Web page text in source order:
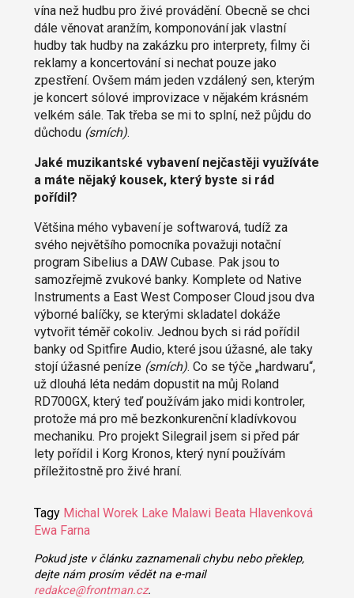
vína než hudbu pro živé provádění. Obecně se chci
dále věnovat aranžím, komponování jak vlastní
hudby tak hudby na zakázku pro interprety, filmy či
reklamy a koncertování si nechat pouze jako
zpestření. Ovšem mám jeden vzdálený sen, kterým
je koncert sólové improvizace v nějakém krásném
velkém sále. Tak třeba se mi to splní, než půjdu do
důchodu (smích).
Jaké muzikantské vybavení nejčastěji využíváte
a máte nějaký kousek, který byste si rád
pořídil?
Většina mého vybavení je softwarová, tudíž za
svého největšího pomocníka považuji notační
program Sibelius a DAW Cubase. Pak jsou to
samozřejmě zvukové banky. Komplete od Native
Instruments a East West Composer Cloud jsou dva
výborné balíčky, se kterými skladatel dokáže
vytvořit téměř cokoliv. Jednou bych si rád pořídil
banky od Spitfire Audio, které jsou úžasné, ale taky
stojí úžasné peníze (smích). Co se týče „hardwaru“,
už dlouhá léta nedám dopustit na můj Roland
RD700GX, který teď používám jako midi kontroler,
protože má pro mě bezkonkurenční kladívkovou
mechaniku. Pro projekt Silegrail jsem si před pár
lety pořídil i Korg Kronos, který nyní používám
příležitostně pro živé hraní.
Tagy Michal Worek Lake Malawi Beata Hlavenková
Ewa Farna
Pokud jste v článku zaznamenali chybu nebo překlep,
dejte nám prosím vědět na e-mail
redakce@frontman.cz.